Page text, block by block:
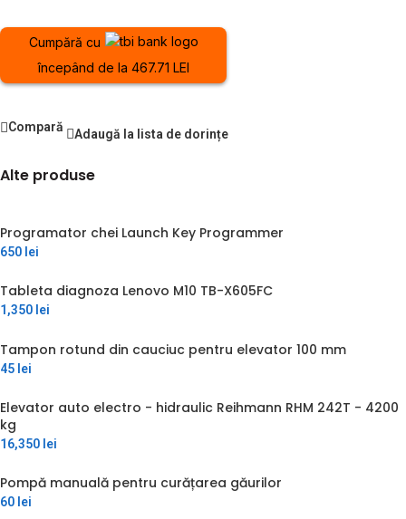
Cumpără cu
începând de la 467.71 LEI
Compară Adaugă la lista de dorințe
Alte produse
Programator chei Launch Key Programmer
650 lei
Tableta diagnoza Lenovo M10 TB-X605FC
1,350 lei
Tampon rotund din cauciuc pentru elevator 100 mm
45 lei
Elevator auto electro - hidraulic Reihmann RHM 242T - 4200
kg
16,350 lei
Pompă manuală pentru curățarea găurilor
60 lei